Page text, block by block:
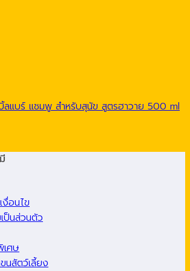
แบร์ แชมพู สำหรับสุนัข สูตรฮาวาย 500 ml
งื่อนไข
ป็นส่วนตัว
ศษ
นสัตว์เลี้ยง